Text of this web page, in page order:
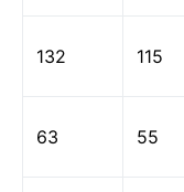
132 115
63 55